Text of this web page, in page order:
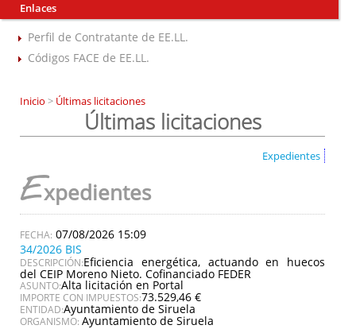
Enlaces
Perfil de Contratante de EE.LL.
Códigos FACE de EE.LL.
Inicio > Últimas licitaciones
Últimas licitaciones
Expedientes
Expedientes
07/08/2026 15:09
34/2026 BIS
DESCRIPCIÓN:Eficiencia energética, actuando en huecos
del CEIP Moreno Nieto. Cofinanciado FEDER
ASUNTO:Alta licitación en Portal
IMPORTE CON IMPUESTOS:73.529,46 €
ENTIDAD:Ayuntamiento de Siruela
ORGANISMO: Ayuntamiento de Siruela